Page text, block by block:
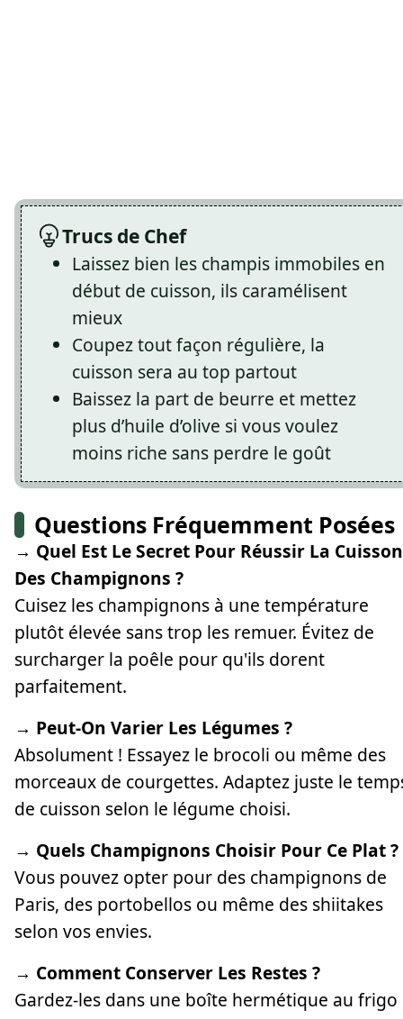
Trucs de Chef
Laissez bien les champis immobiles en
début de cuisson, ils caramélisent
mieux
Coupez tout façon régulière, la
cuisson sera au top partout
Baissez la part de beurre et mettez
plus d’huile d’olive si vous voulez
moins riche sans perdre le goût
Questions Fréquemment Posées
→ Quel Est Le Secret Pour Réussir La Cuisson
Des Champignons ?
Cuisez les champignons à une température
plutôt élevée sans trop les remuer. Évitez de
surcharger la poêle pour qu'ils dorent
parfaitement.
→ Peut-On Varier Les Légumes ?
Absolument ! Essayez le brocoli ou même des
morceaux de courgettes. Adaptez juste le
de cuisson selon le légume choisi.
→ Quels Champignons Choisir Pour Ce Plat ?
Vous pouvez opter pour des champignons de
Paris, des portobellos ou même des shiitakes
selon vos envies.
→ Comment Conserver Les Restes ?
Gardez-les dans une boîte hermétique au frigo